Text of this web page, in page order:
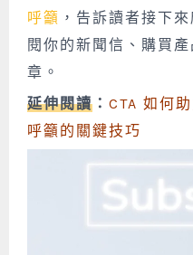
呼籲 ，告訴讀者接下
閱你的新聞信、購買
章。
延伸閱讀 ： CTA 如何
呼籲的關鍵技巧